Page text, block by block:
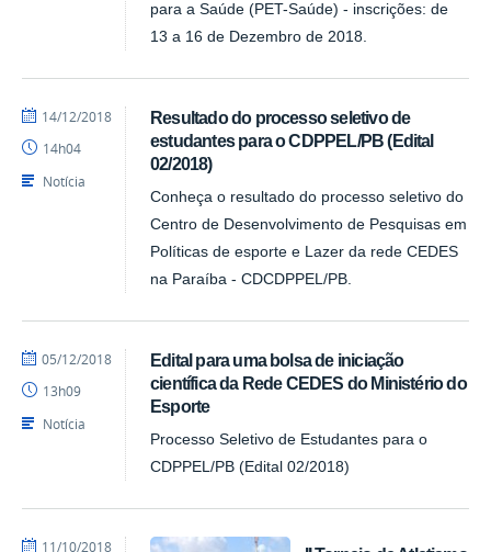
para a Saúde (PET-Saúde) - inscrições: de
13 a 16 de Dezembro de 2018.
Resultado do processo seletivo de
estudantes para o CDPPEL/PB (Edital
02/2018)
Conheça o resultado do processo seletivo do
Centro de Desenvolvimento de Pesquisas em
Políticas de esporte e Lazer da rede CEDES
na Paraíba - CDCDPPEL/PB.
por
publicado
14/12/2018
14h04
Notícia
Edital para uma bolsa de iniciação
científica da Rede CEDES do Ministério do
Esporte
Processo Seletivo de Estudantes para o
CDPPEL/PB (Edital 02/2018)
por
publicado
05/12/2018
13h09
Notícia
por
publicado
11/10/2018